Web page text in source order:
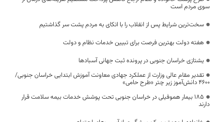
سوی مردم است
سخت‌ترین شرایط پس از انقلاب را با اتکای به مردم پشت سر گذاشتیم
هفته دولت بهترین فرصت برای تبیین خدمات نظام و دولت
یشتازی خراسان جنوبی در پرونده ثبت جهانی آسبادها
تقدیر مقام عالی وزارت از عملکرد جهادی معاونت آموزش ابتدایی خراسان جنوبی/
۴۶۰۰ دانش‌آموز زیر چتر «طرح حامی»
۱۸۵ بیمار هموفیلی در خراسان جنوبی تحت پوشش خدمات بیمه سلامت قرار
دارند